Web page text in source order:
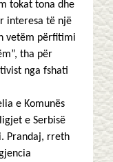
tokat tona dhe
interesa të një
vetëm përfitimi
tha për
nga fshati
e Komunës
e Serbisë
Prandaj, rreth